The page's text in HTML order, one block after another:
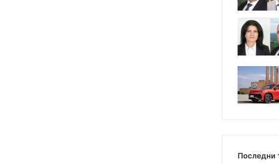
Последни